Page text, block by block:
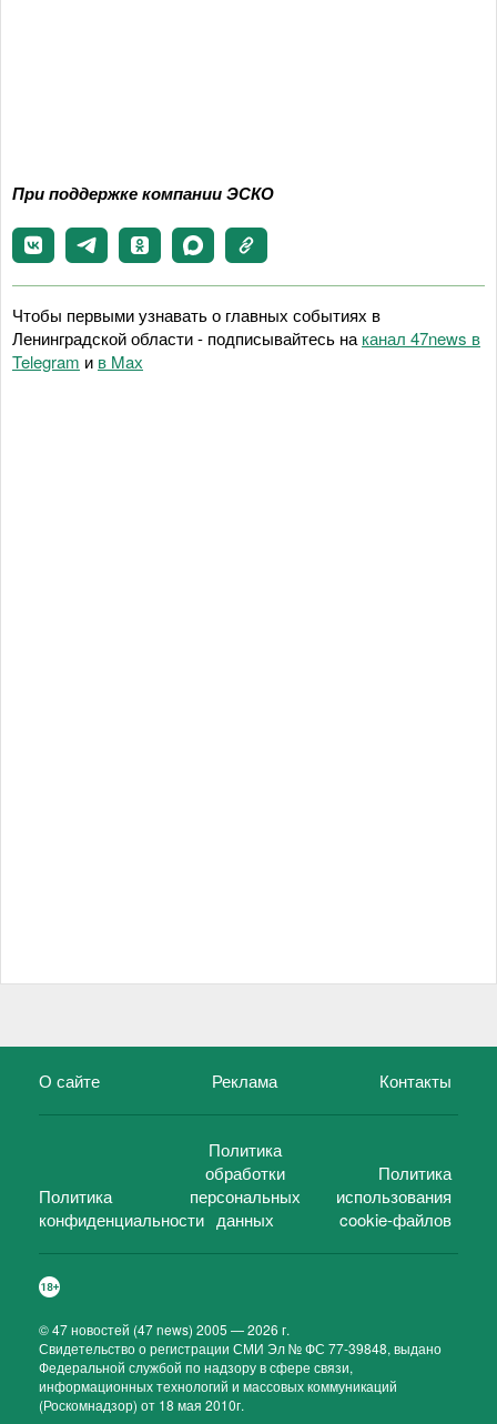
При поддержке компании ЭСКО
Чтобы первыми узнавать о главных событиях в
Ленинградской области - подписывайтесь на канал 47news в
Telegram и в Maх
О сайте Реклама Контакты
Политика
конфиденциальности
Политика
обработки
персональных
данных
Политика
использования
cookie-файлов
©47 новостей (47 news) 2005 — 2026 г.
Свидетельство о регистрации СМИ Эл № ФС 77-39848, выдано
Федеральной службой по надзору в сфере связи,
информационных технологий и массовых коммуникаций
(Роскомнадзор) от 18 мая 2010г.